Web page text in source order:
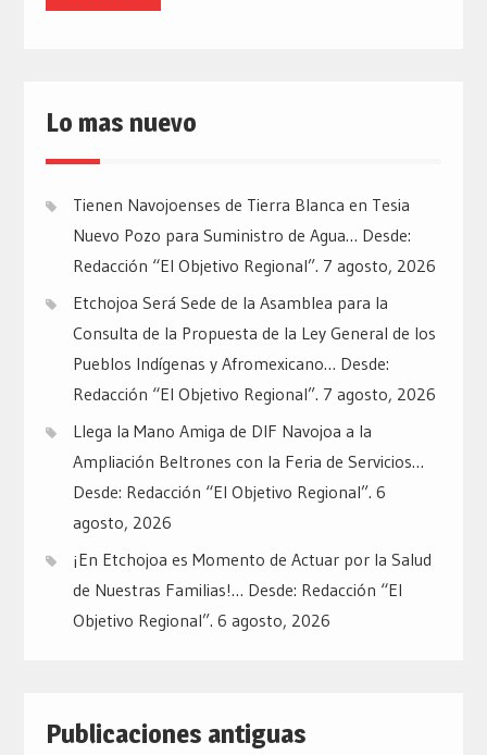
Lo mas nuevo
Tienen Navojoenses de Tierra Blanca en Tesia
Nuevo Pozo para Suministro de Agua… Desde:
Redacción “El Objetivo Regional”. 7 agosto, 2026
Etchojoa Será Sede de la Asamblea para la
Consulta de la Propuesta de la Ley General de los
Pueblos Indígenas y Afromexicano… Desde:
Redacción “El Objetivo Regional”. 7 agosto, 2026
Llega la Mano Amiga de DIF Navojoa a la
Ampliación Beltrones con la Feria de Servicios…
Desde: Redacción “El Objetivo Regional”. 6
agosto, 2026
¡En Etchojoa es Momento de Actuar por la Salud
de Nuestras Familias!… Desde: Redacción “El
Objetivo Regional”. 6 agosto, 2026
Publicaciones antiguas